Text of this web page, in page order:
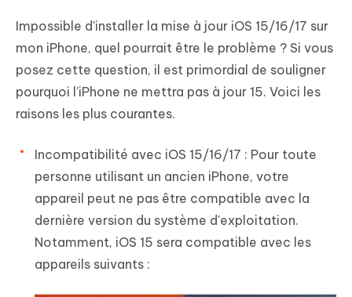
Impossible d'installer la mise à jour iOS 15/16/17 sur
mon iPhone, quel pourrait être le problème ? Si vous
posez cette question, il est primordial de souligner
pourquoi l'iPhone ne mettra pas à jour 15. Voici les
raisons les plus courantes.
Incompatibilité avec iOS 15/16/17 : Pour toute
personne utilisant un ancien iPhone, votre
appareil peut ne pas être compatible avec la
dernière version du système d'exploitation.
Notamment, iOS 15 sera compatible avec les
appareils suivants :